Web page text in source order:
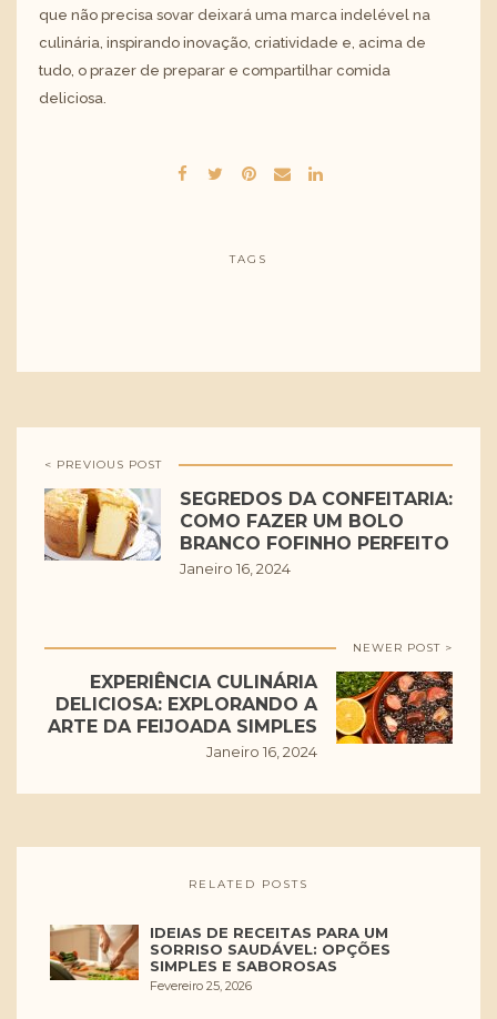
que não precisa sovar deixará uma marca indelével na
culinária, inspirando inovação, criatividade e, acima de
tudo, o prazer de preparar e compartilhar comida
deliciosa.
TAGS
< PREVIOUS POST
SEGREDOS DA CONFEITARIA:
COMO FAZER UM BOLO
BRANCO FOFINHO PERFEITO
Janeiro 16, 2024
NEWER POST >
EXPERIÊNCIA CULINÁRIA
DELICIOSA: EXPLORANDO A
ARTE DA FEIJOADA SIMPLES
Janeiro 16, 2024
RELATED POSTS
IDEIAS DE RECEITAS PARA UM
SORRISO SAUDÁVEL: OPÇÕES
SIMPLES E SABOROSAS
Fevereiro 25, 2026